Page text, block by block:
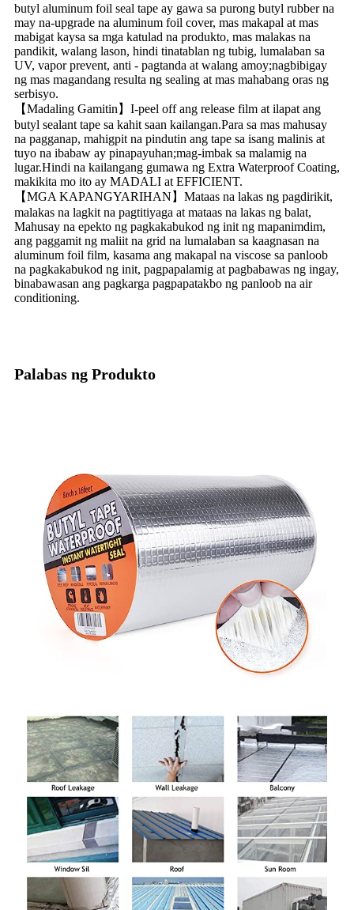
butyl aluminum foil seal tape ay gawa sa purong butyl rubber na
may na-upgrade na aluminum foil cover, mas makapal at mas
mabigat kaysa sa mga katulad na produkto, mas malakas na
pandikit, walang lason, hindi tinatablan ng tubig, lumalaban sa
UV, vapor prevent, anti - pagtanda at walang amoy;nagbibigay
ng mas magandang resulta ng sealing at mas mahabang oras ng
serbisyo.
【Madaling Gamitin】I-peel off ang release film at ilapat ang
butyl sealant tape sa kahit saan kailangan.Para sa mas mahusay
na pagganap, mahigpit na pindutin ang tape sa isang malinis at
tuyo na ibabaw ay pinapayuhan;mag-imbak sa malamig na
lugar.Hindi na kailangang gumawa ng Extra Waterproof Coating,
makikita mo ito ay MADALI at EFFICIENT.
【MGA KAPANGYARIHAN】Mataas na lakas ng pagdirikit,
malakas na lagkit na pagtitiyaga at mataas na lakas ng balat,
Mahusay na epekto ng pagkakabukod ng init ng mapanimdim,
ang paggamit ng maliit na grid na lumalaban sa kaagnasan na
aluminum foil film, kasama ang makapal na viscose sa panloob
na pagkakabukod ng init, pagpapalamig at pagbabawas ng ingay,
binabawasan ang pagkarga pagpapatakbo ng panloob na air
conditioning.
Palabas ng Produkto